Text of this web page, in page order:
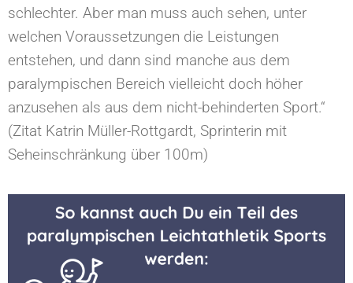
schlechter. Aber man muss auch sehen, unter
welchen Voraussetzungen die Leistungen
entstehen, und dann sind manche aus dem
paralympischen Bereich vielleicht doch höher
anzusehen als aus dem nicht-behinderten Sport.“
(Zitat Katrin Müller-Rottgardt, Sprinterin mit
Seheinschränkung über 100m)⁠